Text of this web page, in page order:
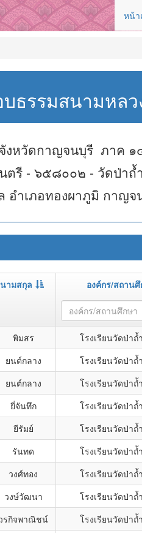
หน้า
บธรรมสนามหล
งหวัดกาญจนบุรี ภาค ๑
ตรี - ๖๕๘๐๐๒ - วัดป่าถ้
อำเภอทองผาภูมิ กาญจ
นามสกุล องค์กร/สถานศึ
องค์กร/สถานศึกษา
พิมสร โรงเรียนวัดป่าถ้
ยนต์กลาง โรงเรียนวัดป่าถ้
ยนต์กลาง โรงเรียนวัดป่าถ้
ยี่จันทึก โรงเรียนวัดป่าถ้
ยีรัมย์ โรงเรียนวัดป่าถ้
รันทด โรงเรียนวัดป่าถ้
วงศ์ทอง โรงเรียนวัดป่าถ้
วงษ์วัฒนา โรงเรียนวัดป่าถ้
รกิจพาณิชน์ โรงเรียนวัดป่าถ้